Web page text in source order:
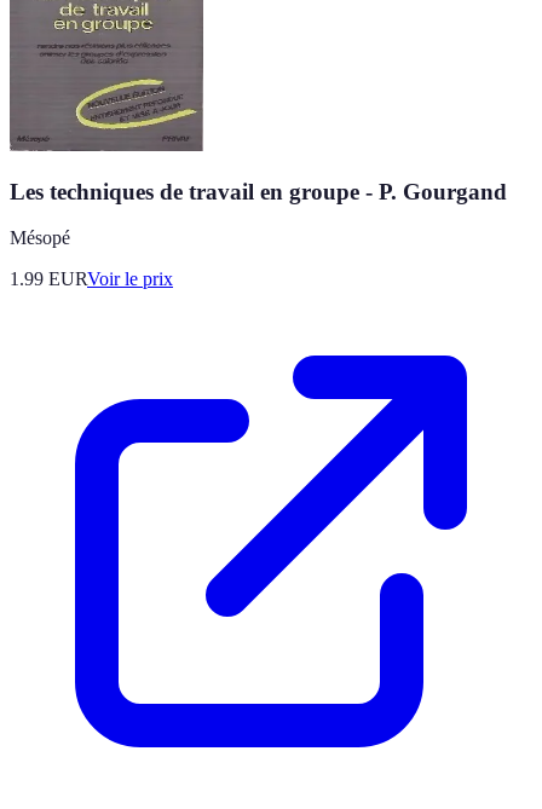
Les techniques de travail en groupe - P. Gourgand
Mésopé
1.99 EURVoir le prix